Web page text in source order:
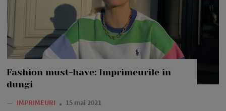
Fashion must-have: Imprimeurile în
dungi
— IMPRIMEURI 15 mai 2021